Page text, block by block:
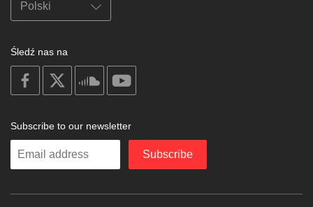
Śledź nas na
on
facebook
soundcloud
Subscribe to our newsletter
Enter
Subscribe